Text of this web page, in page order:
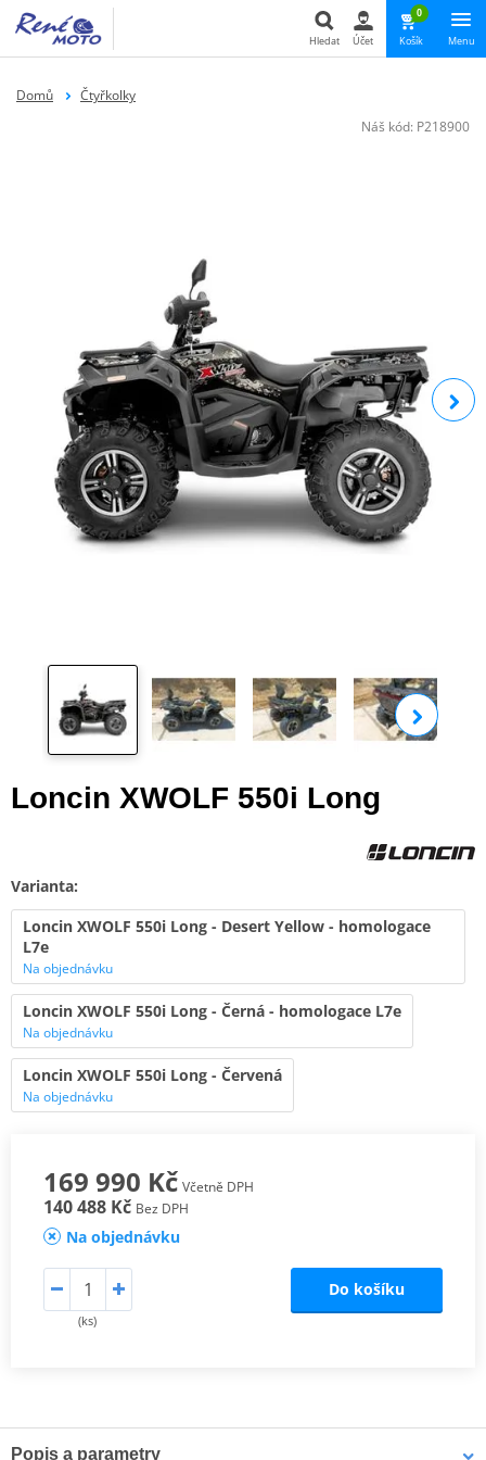
Hledat Účet
0
Košík Menu
Domů
Čtyřkolky
Náš kód: P218900
Loncin XWOLF 550i Long
Varianta:
Loncin XWOLF 550i Long - Desert Yellow - homologace
L7e
Na objednávku
Loncin XWOLF 550i Long - Černá - homologace L7e
Na objednávku
Loncin XWOLF 550i Long - Červená
Na objednávku
169 990 Kč Včetně DPH
140 488 Kč Bez DPH
Na objednávku
(ks)
Do košíku
Popis a parametry